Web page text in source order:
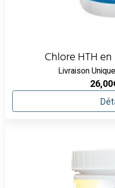
Chlore HTH
Livraison